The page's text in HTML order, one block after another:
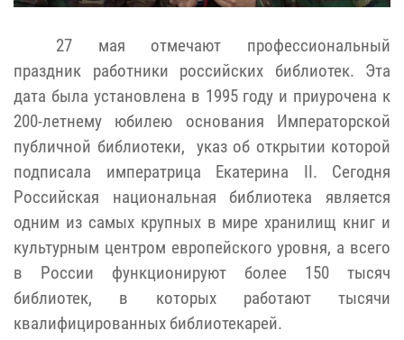
27 мая отмечают профессиональный
праздник работники российских библиотек. Эта
дата была установлена в 1995 году и приурочена к
200-летнему юбилею основания Императорской
публичной библиотеки, указ об открытии которой
подписала императрица Екатерина II. Сегодня
Российская национальная библиотека является
одним из самых крупных в мире хранилищ книг и
культурным центром европейского уровня, а всего
в России функционируют более 150 тысяч
библиотек, в которых работают тысячи
квалифицированных библиотекарей.